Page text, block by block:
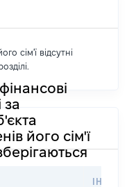
сім'ї відсутні
за
його сім'ї